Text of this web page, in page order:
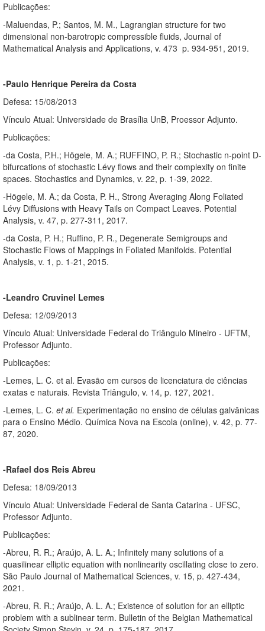
Publicações:
-Maluendas, P.; Santos, M. M., Lagrangian structure for two
dimensional non-barotropic compressible fluids, Journal of
Mathematical Analysis and Applications, v. 473 p. 934-951, 2019.
-Paulo Henrique Pereira da Costa
Defesa: 15/08/2013
Vínculo Atual: Universidade de Brasília UnB, Proessor Adjunto.
Publicações:
-da Costa, P.H.; Högele, M. A.; RUFFINO, P. R.; Stochastic n-point D-
bifurcations of stochastic Lévy flows and their complexity on finite
spaces. Stochastics and Dynamics, v. 22, p. 1-39, 2022.
-Högele, M. A.; da Costa, P. H., Strong Averaging Along Foliated
Lévy Diffusions with Heavy Tails on Compact Leaves. Potential
Analysis, v. 47, p. 277-311, 2017.
-da Costa, P. H.; Ruffino, P. R., Degenerate Semigroups and
Stochastic Flows of Mappings in Foliated Manifolds. Potential
Analysis, v. 1, p. 1-21, 2015.
-Leandro Cruvinel Lemes
Defesa: 12/09/2013
Vínculo Atual: Universidade Federal do Triângulo Mineiro - UFTM,
Professor Adjunto.
Publicações:
-Lemes, L. C. et al. Evasão em cursos de licenciatura de ciências
exatas e naturais. Revista Triângulo, v. 14, p. 127, 2021.
-Lemes, L. C. et al. Experimentação no ensino de células galvânicas
para o Ensino Médio. Química Nova na Escola (online), v. 42, p. 77-
87, 2020.
-Rafael dos Reis Abreu
Defesa: 18/09/2013
Vínculo Atual: Universidade Federal de Santa Catarina - UFSC,
Professor Adjunto.
Publicações:
-Abreu, R. R.; Araújo, A. L. A.; Infinitely many solutions of a
quasilinear elliptic equation with nonlinearity oscillating close to zero.
São Paulo Journal of Mathematical Sciences, v. 15, p. 427-434,
2021.
-Abreu, R. R.; Araújo, A. L. A.; Existence of solution for an elliptic
problem with a sublinear term. Bulletin of the Belgian Mathematical